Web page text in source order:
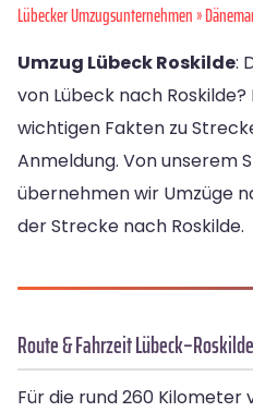
Lübecker Umzugsunternehmen»
Umzug Lübeck Roskilde:
von Lübeck nach
wichtigen Fakten zu
Anmeldung. Von unserem
übernehmen wir Umzüge
der Strecke nach Roskilde.
Route & Fahrzeit Lübeck–Roskilde
Für die rund 260 Kilometer